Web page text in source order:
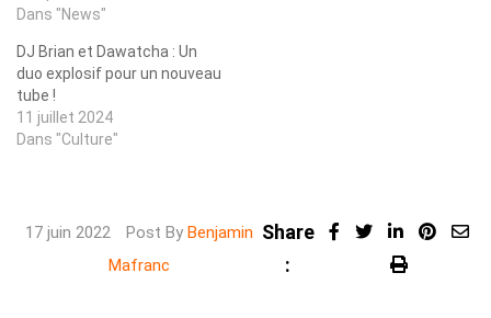
Dans "News"
DJ Brian et Dawatcha : Un
duo explosif pour un nouveau
tube !
11 juillet 2024
Dans "Culture"
17 juin 2022 Post By Benjamin
Mafranc
Share
:
LinkedIn
SharePrint